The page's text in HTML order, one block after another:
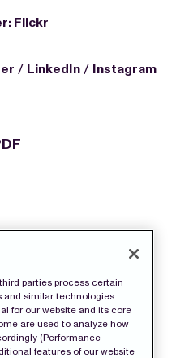
Flickr
/ LinkedIn / Instagram
parties process certain
and similar technologies
for our website and its core
are used to analyze how
(Performance
features of our website